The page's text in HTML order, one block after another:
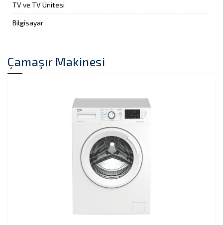
TV ve TV Ünitesi
Bilgisayar
Çamaşır Makinesi